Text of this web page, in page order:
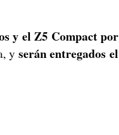
y el Z5 Compact por
y serán entregados el